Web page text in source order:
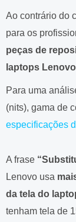
Ao contrário do
para os
peças de
laptops
Para uma
(nits), gama de
especificações
A frase
Lenovo usa
da tela do
tenham tela de